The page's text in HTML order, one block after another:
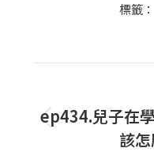
標籤：
ep434.兒子在
該